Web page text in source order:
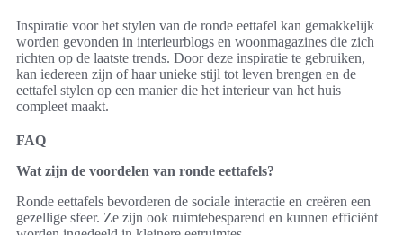
Inspiratie voor het stylen van de ronde eettafel kan gemakkelijk
worden gevonden in interieurblogs en woonmagazines die zich
richten op de laatste trends. Door deze inspiratie te gebruiken,
kan iedereen zijn of haar unieke stijl tot leven brengen en de
eettafel stylen op een manier die het interieur van het huis
compleet maakt.
FAQ
Wat zijn de voordelen van ronde eettafels?
Ronde eettafels bevorderen de sociale interactie en creëren een
gezellige sfeer. Ze zijn ook ruimtebesparend en kunnen efficiënt